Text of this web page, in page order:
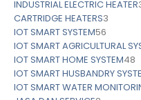
INDUSTRIAL ELECTRIC HEATER
CARTRIDGE HEATERS3
IOT SMART SYSTEM56
IOT SMART AGRICULTURAL
IOT SMART HOME SYSTEM48
IOT SMART HUSBANDRY
IOT SMART WATER